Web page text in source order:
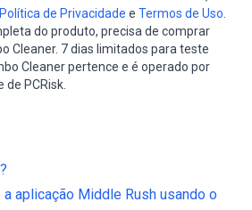
Política de Privacidade e Termos de Uso
do produto, precisa de comprar
Cleaner. 7 dias limitados para teste
Cleaner pertence e é operado por
PCRisk.
a aplicação Middle Rush usando o